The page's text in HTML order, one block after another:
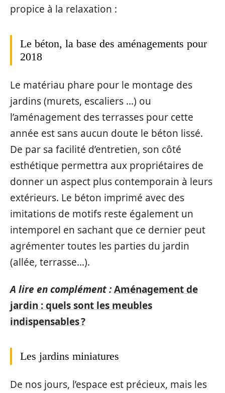
propice à la relaxation :
Le béton, la base des aménagements pour
2018
Le matériau phare pour le montage des
jardins (murets, escaliers …) ou
l’aménagement des terrasses pour cette
année est sans aucun doute le béton lissé.
De par sa facilité d’entretien, son côté
esthétique permettra aux propriétaires de
donner un aspect plus contemporain à leurs
extérieurs. Le béton imprimé avec des
imitations de motifs reste également un
intemporel en sachant que ce dernier peut
agrémenter toutes les parties du jardin
(allée, terrasse…).
A lire en complément :Aménagement de
jardin : quels sont les meubles
indispensables ?
Les jardins miniatures
De nos jours, l’espace est précieux, mais les